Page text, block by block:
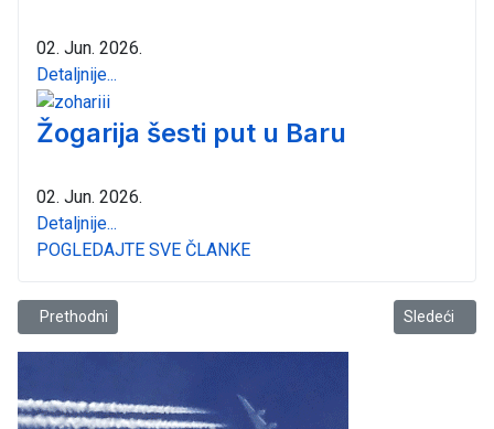
02. Jun. 2026.
Detaljnije...
Žogarija šesti put u Baru
02. Jun. 2026.
Detaljnije...
POGLEDAJTE SVE ČLANKE
Prethodni članak: Potraga za budućim asovima basketa
Prethodni Sledeći
Sledeći